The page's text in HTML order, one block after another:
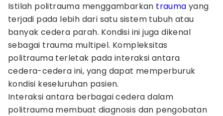
Istilah politrauma menggambarkan trauma yang
terjadi pada lebih dari satu sistem tubuh atau
banyak cedera parah. Kondisi ini juga dikenal
sebagai trauma multipel. Kompleksitas
politrauma terletak pada interaksi antara
cedera-cedera ini, yang dapat memperburuk
kondisi keseluruhan pasien.
Interaksi antara berbagai cedera dalam
politrauma membuat diagnosis dan pengobatan